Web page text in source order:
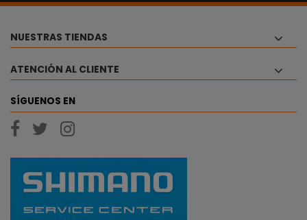
NUESTRAS TIENDAS
ATENCIÓN AL CLIENTE
SÍGUENOS EN